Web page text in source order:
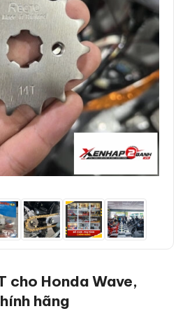
cho Honda Wave,
hãng